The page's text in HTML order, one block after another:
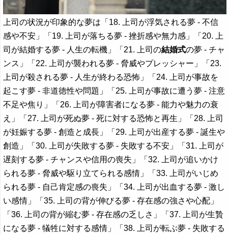
上司の状況が印象的な夢は「18. 上司が浮気される夢 - 不信
感や不安」「19. 上司が落ちる夢 - 挫折感や無力感」「20. 上
司が結婚する夢 - 人生の転機」「21. 上司の結婚式の夢 - チャ
ンス」「22. 上司が襲われる夢 - 脅威やプレッシャー」「23.
上司が殺される夢 - 人生が終わる恐怖」「24. 上司が事故を
起こす夢 - 非道徳性や問題」「25. 上司が事故に遭う夢 - 注意
不足や焦り」「26. 上司が障害者になる夢 - 能力や魅力の衰
え」「27. 上司が死ぬ夢 - 死に対する恐怖と再生」「28. 上司
が妊娠する夢 - 創造と成長」「29. 上司が出産する夢 - 誕生や
創造」「30. 上司が失敗する夢 - 失敗する不安」「31. 上司が
遅刻する夢 - チャンスや信用の喪失」「32. 上司が追いかけ
られる夢 - 脅威や駆り立てられる感情」「33. 上司がいじめ
られる夢 - 自己肯定感の喪失」「34. 上司が出血する夢 - 激し
い感情」「35. 上司の背が伸びる夢 - 存在感の強さや心配」
「36. 上司の背が縮む夢 - 存在感の乏しさ」「37. 上司が生贄
になる夢 - 犠牲に対する感情」「38. 上司が転ぶ夢 - 失敗する